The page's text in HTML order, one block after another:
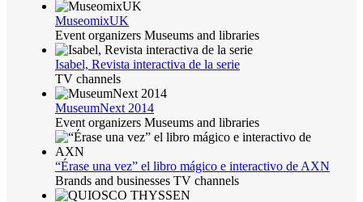
MuseomixUK
Event organizers Museums and libraries
Isabel, Revista interactiva de la serie
TV channels
MuseumNext 2014
Event organizers Museums and libraries
“Érase una vez” el libro mágico e interactivo de AXN
Brands and businesses TV channels